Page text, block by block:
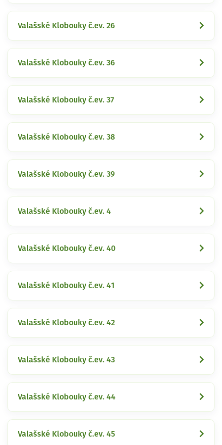
Valašské Klobouky č.ev. 26
Valašské Klobouky č.ev. 36
Valašské Klobouky č.ev. 37
Valašské Klobouky č.ev. 38
Valašské Klobouky č.ev. 39
Valašské Klobouky č.ev. 4
Valašské Klobouky č.ev. 40
Valašské Klobouky č.ev. 41
Valašské Klobouky č.ev. 42
Valašské Klobouky č.ev. 43
Valašské Klobouky č.ev. 44
Valašské Klobouky č.ev. 45